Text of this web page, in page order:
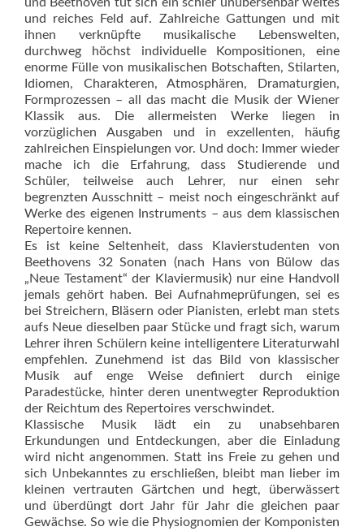
und reiches Feld auf. Zahlreiche Gattungen und mit
ihnen verknüpfte musikalische Lebenswelten,
durchweg höchst individuelle Kompositionen, eine
enorme Fülle von musikalischen Botschaften, Stilarten,
Idiomen, Charakteren, Atmosphären, Dramaturgien,
Formprozessen – all das macht die Musik der Wiener
Klassik aus. Die allermeisten Werke liegen in
vorzüglichen Ausgaben und in exzellenten, häufig
zahlreichen Einspielungen vor. Und doch: Immer wieder
mache ich die Erfahrung, dass Studierende und
Schüler, teilweise auch Lehrer, nur einen sehr
begrenzten Ausschnitt – meist noch eingeschränkt auf
Werke des eigenen Instruments – aus dem klassischen
Repertoire kennen.
Es ist keine Seltenheit, dass Klavierstudenten von
Beethovens 32 Sonaten (nach Hans von Bülow das
„Neue Testament“ der Klaviermusik) nur eine Handvoll
jemals gehört haben. Bei Aufnahmeprüfungen, sei es
bei Streichern, Bläsern oder Pianisten, erlebt man stets
aufs Neue dieselben paar Stücke und fragt sich, warum
Lehrer ihren Schülern keine intelligentere Literaturwahl
empfehlen. Zunehmend ist das Bild von klassischer
Musik auf enge Weise definiert durch einige
Paradestücke, hinter deren unentwegter Reproduktion
der Reichtum des Repertoires verschwindet.
Klassische Musik lädt ein zu unabsehbaren
Erkundungen und Entdeckungen, aber die Einladung
wird nicht angenommen. Statt ins Freie zu gehen und
sich Unbekanntes zu erschließen, bleibt man lieber im
kleinen vertrauten Gärtchen und hegt, überwässert
und überdüngt dort Jahr für Jahr die gleichen paar
Gewächse. So wie die Physiognomien der Komponisten